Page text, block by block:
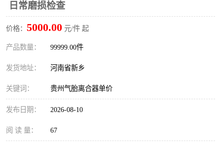
日常磨损检查
价格： 5000.00 元/件 起
产品数量： 99999.00件
发货地址： 河南省新乡
关键词： 贵州气胎离合器单价
发布日期： 2026-08-10
阅 读 量： 67